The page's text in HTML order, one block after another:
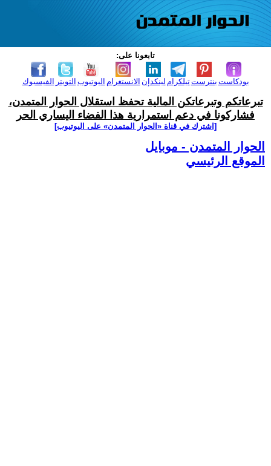
تابعونا على:
الفيسبوك التويتر اليوتيوب الانستغرام لينكدإن تيلكرامبنترست بودكاست
تبرعاتكم وتبرعاتكن المالية تحفظ استقلال الحوار المتمدن،
فشاركونا في دعم استمرارية هذا الفضاء اليساري الحر
[اشترك في قناة ‫«الحوار المتمدن» على اليوتيوب]
الحوار المتمدن - موبايل
الموقع الرئيسي